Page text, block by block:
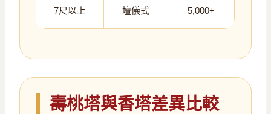
7尺以上
壇儀式
5,000+
壽桃塔與香塔差異比較